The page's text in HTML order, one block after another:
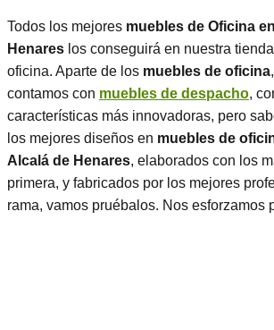
Todos los mejores muebles de Oficina
Henares los conseguirá en nuestra
oficina. Aparte de los muebles de oficina
contamos con muebles de despacho,
características más innovadoras, pero
los mejores diseños en muebles de
Alcalá de Henares, elaborados con los
primera, y fabricados por los mejores
rama, vamos pruébalos. Nos esforzamos